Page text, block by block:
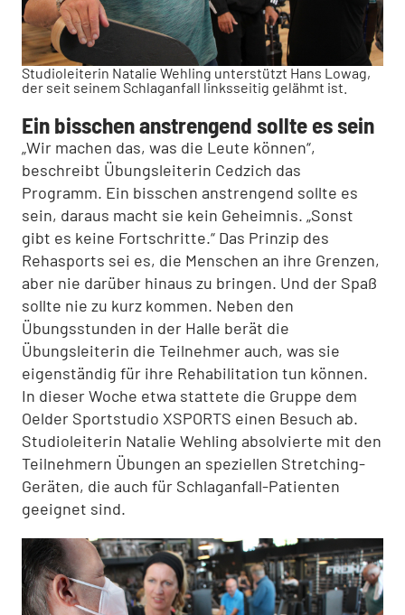
Studioleiterin Natalie Wehling unterstützt Hans Lowag,
der seit seinem Schlaganfall linksseitig gelähmt ist.
Ein bisschen anstrengend sollte es sein
„Wir machen das, was die Leute können“,
beschreibt Übungsleiterin Cedzich das
Programm. Ein bisschen anstrengend sollte es
sein, daraus macht sie kein Geheimnis. „Sonst
gibt es keine Fortschritte.“ Das Prinzip des
Rehasports sei es, die Menschen an ihre Grenzen,
aber nie darüber hinaus zu bringen. Und der Spaß
sollte nie zu kurz kommen. Neben den
Übungsstunden in der Halle berät die
Übungsleiterin die Teilnehmer auch, was sie
eigenständig für ihre Rehabilitation tun können.
In dieser Woche etwa stattete die Gruppe dem
Oelder Sportstudio XSPORTS einen Besuch ab.
Studioleiterin Natalie Wehling absolvierte mit den
Teilnehmern Übungen an speziellen Stretching-
Geräten, die auch für Schlaganfall-Patienten
geeignet sind.